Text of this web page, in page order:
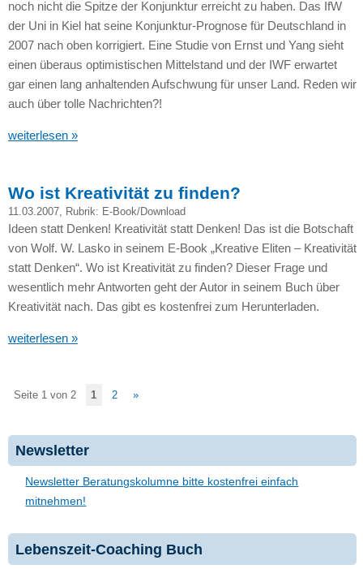
noch nicht die Spitze der Konjunktur erreicht zu haben. Das IfW
der Uni in Kiel hat seine Konjunktur-Prognose für Deutschland in
2007 nach oben korrigiert. Eine Studie von Ernst und Yang sieht
einen überaus optimistischen Mittelstand und der IWF erwartet
gar einen lang anhaltenden Aufschwung für unser Land. Reden wir
auch über tolle Nachrichten?!
weiterlesen »
Wo ist Kreativität zu finden?
11.03.2007, Rubrik: E-Book/Download
Ideen statt Denken! Kreativität statt Denken! Das ist die Botschaft
von Wolf. W. Lasko in seinem E-Book „Kreative Eliten – Kreativität
statt Denken“. Wo ist Kreativität zu finden? Dieser Frage und
wesentlich mehr Antworten geht der Autor in seinem Buch über
Kreativität nach. Das gibt es kostenfrei zum Herunterladen.
weiterlesen »
Seite 1 von 2 1 2 »
Newsletter
Newsletter Beratungskolumne bitte kostenfrei einfach
mitnehmen!
Lebenszeit-Coaching Buch